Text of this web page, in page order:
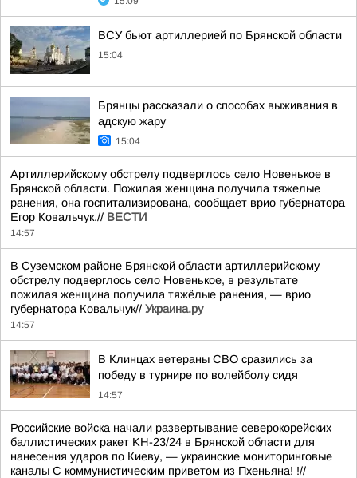
ВСУ бьют артиллерией по Брянской области
15:04
Брянцы рассказали о способах выживания в
адскую жару
15:04
Артиллерийскому обстрелу подверглось село Новенькое в
Брянской области. Пожилая женщина получила тяжелые
ранения, она госпитализирована, сообщает врио губернатора
Егор Ковальчук.// ВЕСТИ
14:57
В Суземском районе Брянской области артиллерийскому
обстрелу подверглось село Новенькое, в результате
пожилая женщина получила тяжёлые ранения, — врио
губернатора Ковальчук// Украина.ру
14:57
В Клинцах ветераны СВО сразились за
победу в турнире по волейболу сидя
14:57
Российские войска начали развертывание северокорейских
баллистических ракет KН-23/24 в Брянской области для
нанесения ударов по Киеву, — украинские мониторинговые
каналы С коммунистическим приветом из Пхеньяна! !//